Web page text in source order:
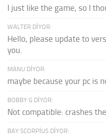
I just like the game, so I
WALTER DIYOR:
Hello, please update to
you.
MANU DIYOR:
maybe because your pc is
BOBBY G DIYOR:
Not compatible: crashes
BAY SCORPIUS DIYOR: